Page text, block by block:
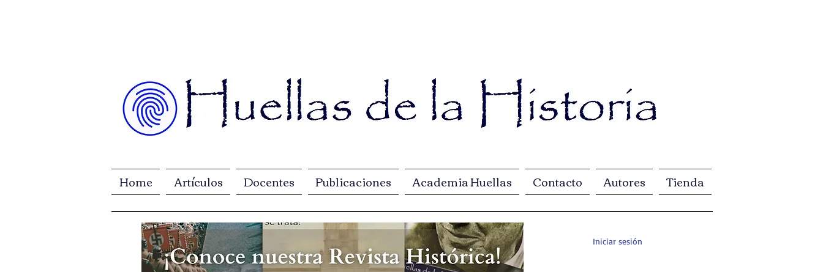
Home Artículos Docentes Publicaciones Academia Huellas Contacto Autores Tienda
Iniciar sesión